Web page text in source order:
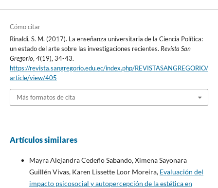
Cómo citar
Rinaldi, S. M. (2017). La enseñanza universitaria de la Ciencia Política:
un estado del arte sobre las investigaciones recientes. Revista San
Gregorio, 4(19), 34-43.
https://revista.sangregorio.edu.ec/index.php/REVISTASANGREGORIO/
article/view/405
Más formatos de cita
Artículos similares
Mayra Alejandra Cedeño Sabando, Ximena Sayonara
Guillén Vivas, Karen Lissette Loor Moreira, Evaluación del
impacto psicosocial y autopercepción de la estética en